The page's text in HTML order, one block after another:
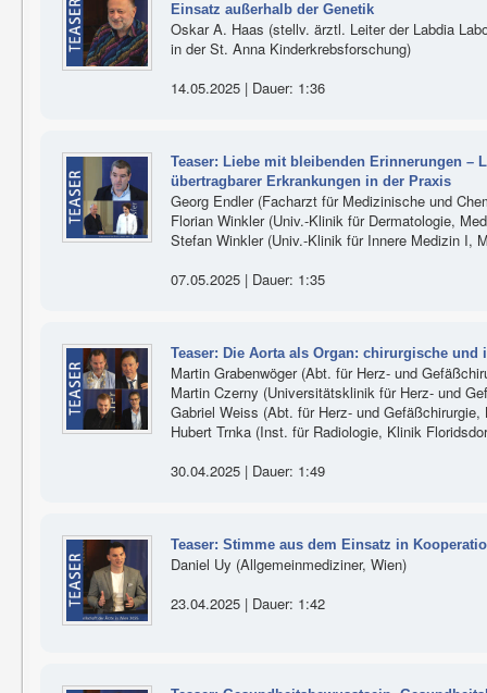
Einsatz außerhalb der Genetik
Oskar A. Haas (stellv. ärztl. Leiter der Labdia
in der St. Anna Kinderkrebsforschung)
14.05.2025 | Dauer: 1:36
Teaser: Liebe mit bleibenden Erinnerungen –
übertragbarer Erkrankungen in der Praxis
Georg Endler (Facharzt für Medizinische und
Florian Winkler (Univ.-Klinik für Dermatologie,
Stefan Winkler (Univ.-Klinik für Innere Medizin I,
07.05.2025 | Dauer: 1:35
Teaser: Die Aorta als Organ: chirurgische
Martin Grabenwöger (Abt. für Herz- und
Martin Czerny (Universitätsklinik für Herz- und
Gabriel Weiss (Abt. für Herz- und
Hubert Trnka (Inst. für Radiologie, Klinik
30.04.2025 | Dauer: 1:49
Teaser: Stimme aus dem Einsatz in
Daniel Uy (Allgemeinmediziner, Wien)
23.04.2025 | Dauer: 1:42